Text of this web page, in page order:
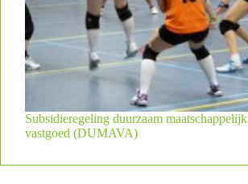
Subsidieregeling duurzaam maatschappelijk
vastgoed (DUMAVA)